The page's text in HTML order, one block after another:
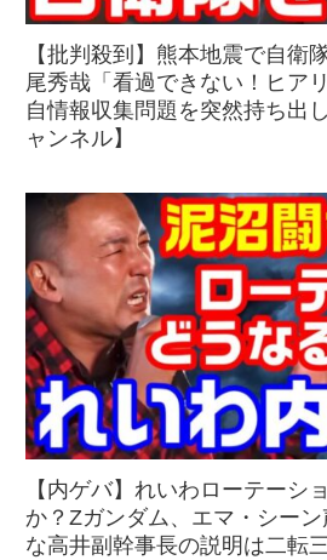
【批判殺到】熊本地震で自
尾秀哉「看過できない！ヒア
自情報収集問題を突然持ち出
ャンネル】
【内ゲバ】れいわローテーシ
か？Zガンダム、エマ・シー
な高井副幹事長の説明は二転